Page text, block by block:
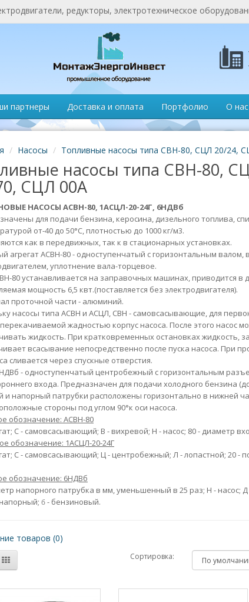
редукторы, электротехническое
партнеры Доставка и оплата Портфолио О нас
Насосы Топливные насосы типа СВН-80, СЦЛ 20/24,
насосы типа СВН-80,
СЦЛ 00А
НАСОСЫ АСВН-80, 1АСЦЛ-20-24Г, 6НДВб
для подачи бензина, керосина, дизельного топлива,
от-40 до 50°С, плотностью до 1000 кг/м3.
как в передвижных, так к в стационарных установках.
агрегат АСВН-80 - одноступенчатый с горизонтальным
уплотнение вала-торцевое.
80 устанавливается на заправочных машинах, приводится
мощность 6,5 квт.(поставляется без электродвигателя).
проточной части - алюминий.
насосы типа АСВН и АСЦЛ, СВН - самовсасывающие, для
жадностью корпус насоса. После этого насос
жидкость. При кратковременных остановках жидкость,
всасывание непосредственно после пуска насоса. При
сливается через спускные отверстия.
- одноступенчатый центробежный с горизонтальным
входа. Предназначен для подачи холодного бензина (до
и напорный патрубки расположены горизонтально в нижней
стороны под углом 90°к оси насоса.
обозначение: АСВН-80
С- самовсасывающий; В - вихревой; Η - насос; 80- диаметр
обозначение: 1АСЦЛ-20-24Г
С- самовсасывающий; Ц- центробежный; Л - лопастной; 20-
обозначение: 6НДВб
напорного патрубка в мм, уменьшенный в 25 раз; Η - насос; Д
б - бензиновый.
товаров (0)
Сортировка: